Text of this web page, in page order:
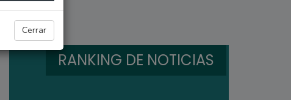
Cerrar
RANKING DE NOTICIAS